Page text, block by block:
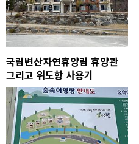
국립변산자연휴양림 휴양관
그리고 위도항 사용기